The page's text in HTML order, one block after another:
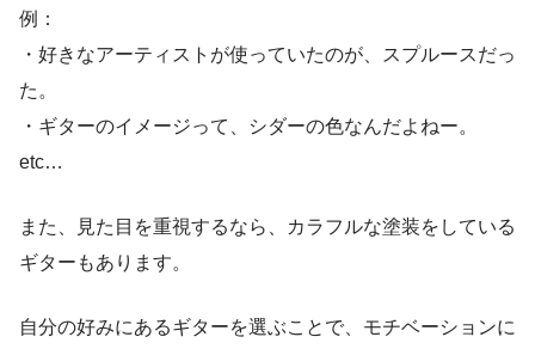
例：
・好きなアーティストが使っていたのが、スプルースだっ
た。
・ギターのイメージって、シダーの色なんだよねー。
etc…
また、見た目を重視するなら、カラフルな塗装をしている
ギターもあります。
自分の好みにあるギターを選ぶことで、モチベーションに